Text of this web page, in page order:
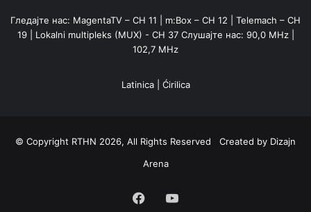
Гледајте нас: MagentaTV – CH 11 | m:Box – CH 12 | Telemach – CH
19 | Lokalni multipleks (MUX) - CH 37 Слушајте нас: 90,0 MHz |
102,7 MHz
Latinica| Ćirilica
© Copyright RTHN 2026, All Rights Reserved Created by Dizajn
Arena
Facebook